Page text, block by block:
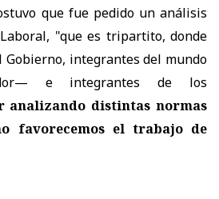
que fue pedido un análisis
"que es tripartito, donde
integrantes del mundo
e integrantes de los
distintas normas
favorecemos el trabajo de